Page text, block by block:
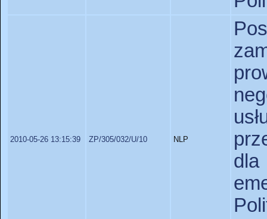
2010-05-26 13:15:39 ZP/305/032/U/10 NLP